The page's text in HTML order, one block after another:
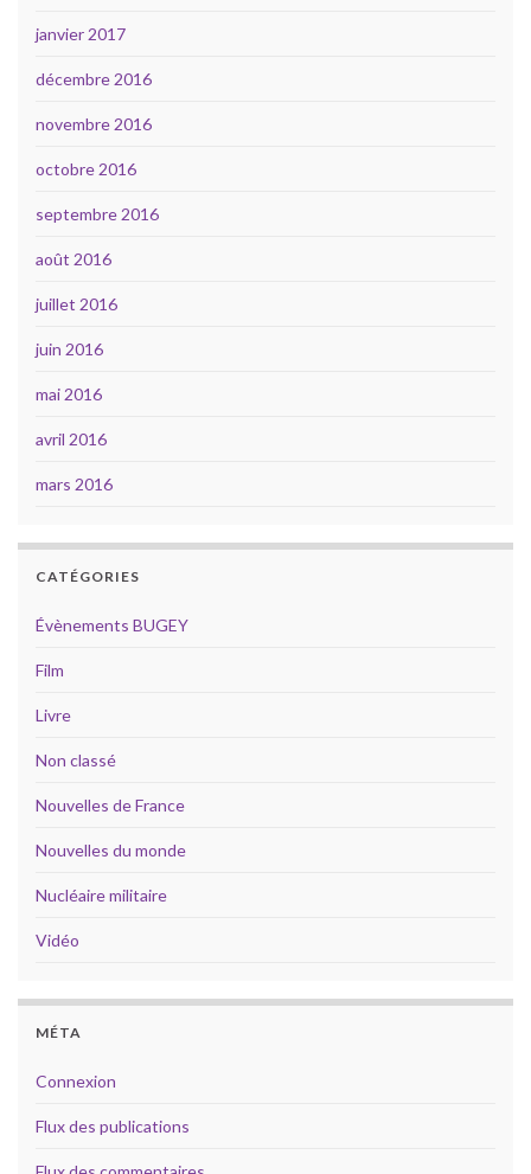
janvier 2017
décembre 2016
novembre 2016
octobre 2016
septembre 2016
août 2016
juillet 2016
juin 2016
mai 2016
avril 2016
mars 2016
CATÉGORIES
Évènements BUGEY
Film
Livre
Non classé
Nouvelles de France
Nouvelles du monde
Nucléaire militaire
Vidéo
MÉTA
Connexion
Flux des publications